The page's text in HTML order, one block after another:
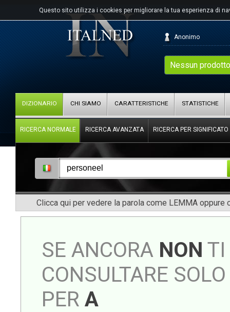
Questo sito utilizza i cookies per migliorare la tua esperienza di
Nessun
Anonimo
DIZIONARIO CHI SIAMO CARATTERISTICHE STATISTICHE
RICERCA NORMALE RICERCA AVANZATA RICERCA PER SIGNIFICATO
Clicca qui per vedere la parola come LEMMA oppure
SE ANCORA NON TI
CONSULTARE
PER A